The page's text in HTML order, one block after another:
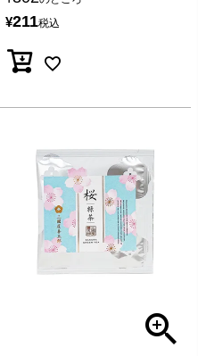
¥211税込